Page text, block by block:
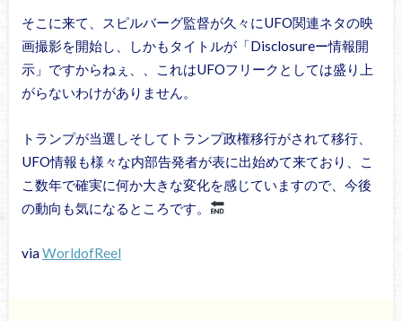
そこに来て、スピルバーグ監督が久々にUFO関連ネタの映
画撮影を開始し、しかもタイトルが「Disclosureー情報開
示」ですからねぇ、、これはUFOフリークとしては盛り上
がらないわけがありません。
トランプが当選しそしてトランプ政権移行がされて移行、
UFO情報も様々な内部告発者が表に出始めて来ており、こ
こ数年で確実に何か大きな変化を感じていますので、今後
の動向も気になるところです。
viaWorldofReel